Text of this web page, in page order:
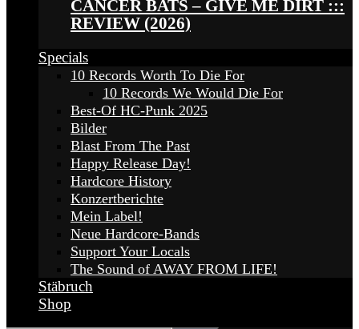
CANCER BATS – GIVE ME DIRT :::
REVIEW (2026)
Specials
10 Records Worth To Die For
10 Records We Would Die For
Best-Of HC-Punk 2025
Bilder
Blast From The Past
Happy Release Day!
Hardcore History
Konzertberichte
Mein Label!
Neue Hardcore-Bands
Support Your Locals
The Sound of AWAY FROM LIFE!
Stäbruch
Shop